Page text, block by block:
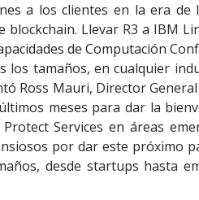
a los clientes en la era de
Llevar R3 a IBM
de Computación
los tamaños, en cualquier
Ross Mauri, Director
meses para dar la
Services en áreas
por dar este próximo
desde startups hasta